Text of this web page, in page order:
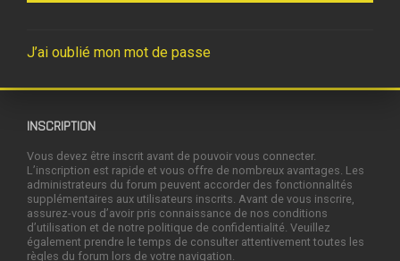
J’ai oublié mon mot de passe
INSCRIPTION
Vous devez être inscrit avant de pouvoir vous connecter.
L’inscription est rapide et vous offre de nombreux avantages. Les
administrateurs du forum peuvent accorder des fonctionnalités
supplémentaires aux utilisateurs inscrits. Avant de vous inscrire,
assurez-vous d’avoir pris connaissance de nos conditions
d’utilisation et de notre politique de confidentialité. Veuillez
également prendre le temps de consulter attentivement toutes les
règles du forum lors de votre navigation.